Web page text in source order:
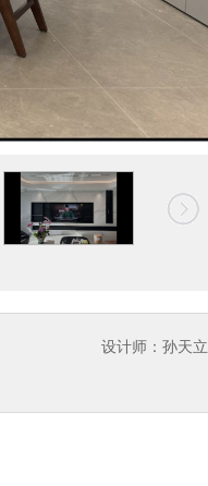
设计师：孙天立